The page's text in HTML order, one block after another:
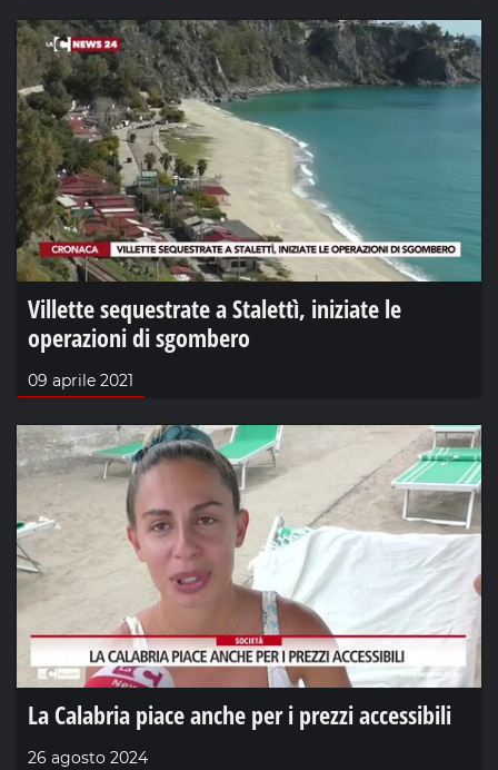
Villette sequestrate a Stalettì, iniziate le
operazioni di sgombero
09 aprile 2021
La Calabria piace anche per i prezzi accessibili
26 agosto 2024